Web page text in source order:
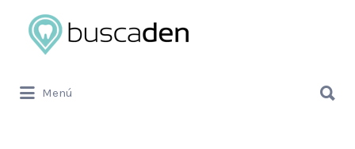
Buscar
por:
Menú
por: